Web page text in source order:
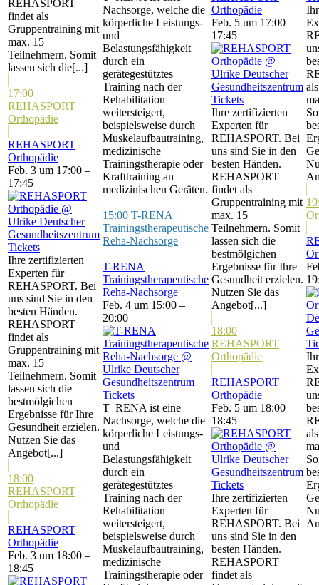
REHASPORT
findet als
Gruppentraining mit
max. 15
Teilnehmern. Somit
lassen sich die[...]
17:00
REHASPORT
Orthopädie
REHASPORT
Orthopädie
Feb. 3 um 17:00 –
17:45
Tickets
Ihre zertifizierten
Experten für
REHASPORT. Bei
uns sind Sie in den
besten Händen.
REHASPORT
findet als
Gruppentraining mit
max. 15
Teilnehmern. Somit
lassen sich die
bestmölgichen
Ergebnisse für Ihre
Gesundheit erzielen.
Nutzen Sie das
Angebot[...]
18:00
REHASPORT
Orthopädie
REHASPORT
Orthopädie
Feb. 3 um 18:00 –
18:45
Nachsorge, welche die
körperliche Leistungs-
und
Belastungsfähigkeit
durch ein
gerätegestütztes
Training nach der
Rehabilitation
weitersteigert,
beispielsweise durch
Muskelaufbautraining,
medizinische
Trainingstherapie oder
Krafttraining an
medizinischen Geräten.
15:00 T-RENA
Trainingstherapeutische
Reha-Nachsorge
T-RENA
Trainingstherapeutische
Reha-Nachsorge
Feb. 4 um 15:00 –
20:00
Tickets
T–RENA ist eine
Nachsorge, welche die
körperliche Leistungs-
und
Belastungsfähigkeit
durch ein
gerätegestütztes
Training nach der
Rehabilitation
weitersteigert,
beispielsweise durch
Muskelaufbautraining,
medizinische
Trainingstherapie oder
Orthopädie
Feb. 5 um 17:00 –
17:45
Tickets
Ihre zertifizierten
Experten für
REHASPORT. Bei
uns sind Sie in den
besten Händen.
REHASPORT
findet als
Gruppentraining mit
max. 15
Teilnehmern. Somit
lassen sich die
bestmölgichen
Ergebnisse für Ihre
Gesundheit erzielen.
Nutzen Sie das
Angebot[...]
18:00
REHASPORT
Orthopädie
REHASPORT
Orthopädie
Feb. 5 um 18:00 –
18:45
Tickets
Ihre zertifizierten
Experten für
REHASPORT. Bei
uns sind Sie in den
besten Händen.
REHASPORT
findet als